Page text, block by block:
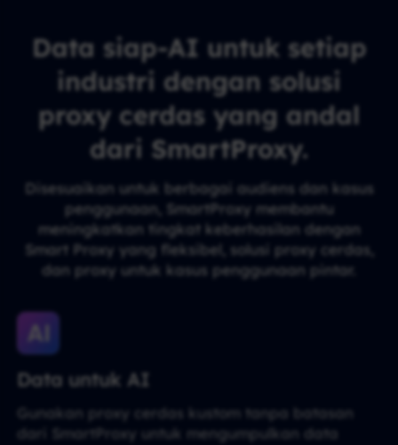
Data siap-AI untuk setiap
industri dengan solusi
proxy cerdas yang andal
dari SmartProxy.
Disesuaikan untuk berbagai audiens dan kasus
penggunaan, SmartProxy membantu
meningkatkan tingkat keberhasilan dengan
Smart Proxy yang fleksibel, solusi proxy cerdas,
dan proxy untuk kasus penggunaan pintar.
Data untuk AI
Gunakan proxy cerdas kustom tanpa batasan
dari SmartProxy untuk mengumpulkan data